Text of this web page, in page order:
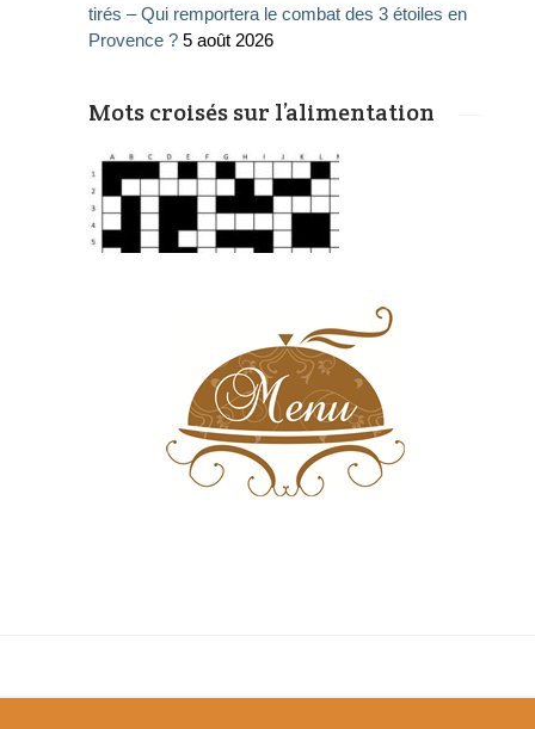
tirés – Qui remportera le combat des 3 étoiles en
Provence ? 5 août 2026
Mots croisés sur l’alimentation